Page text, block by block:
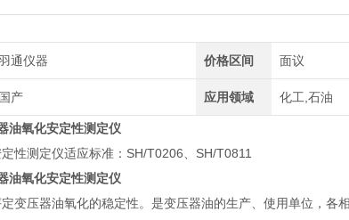
通仪器 价格区间 面议
国产 应用领域 化工,石油
油氧化安定性测定仪
性测定仪适应标准：SH/T0206、SH/T0811
油氧化安定性测定仪
变压器油氧化的稳定性。是变压器油的生产、使用单位，各